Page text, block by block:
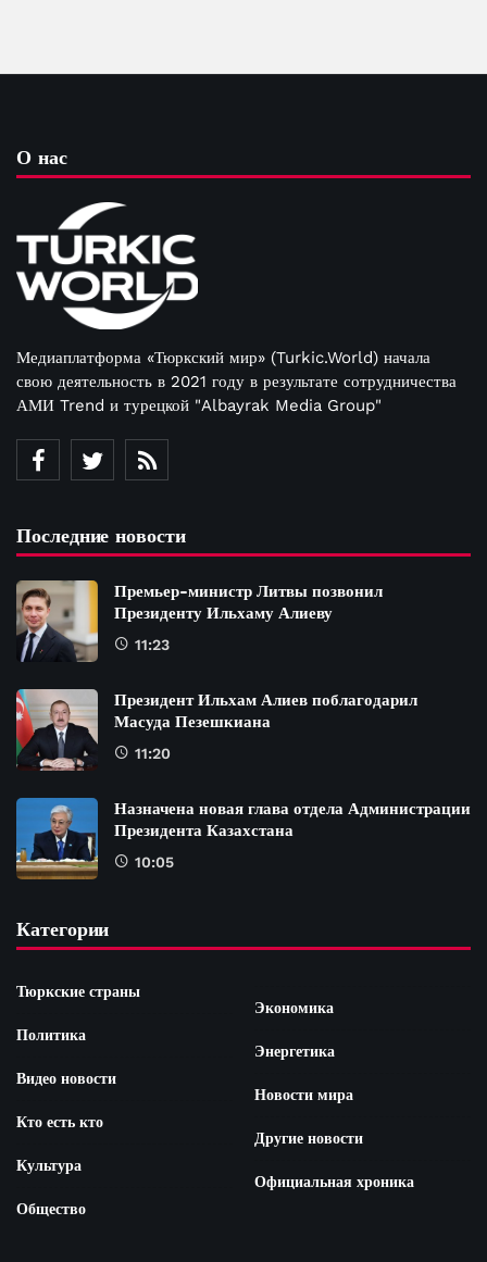
О нас
Медиаплатформа «Тюркский мир» (Turkic.World) начала
свою деятельность в 2021 году в результате сотрудничества
АМИ Trend и турецкой "Albayrak Media Group"
Последние новости
Премьер-министр Литвы позвонил
Президенту Ильхаму Алиеву
11:23
Президент Ильхам Алиев поблагодарил
Масуда Пезешкиана
11:20
Назначена новая глава отдела Администрации
Президента Казахстана
10:05
Категории
Тюркские страны
Политика
Видео новости
Кто есть кто
Культура
Общество
Экономика
Энергетика
Новости мира
Другие новости
Официальная хроника